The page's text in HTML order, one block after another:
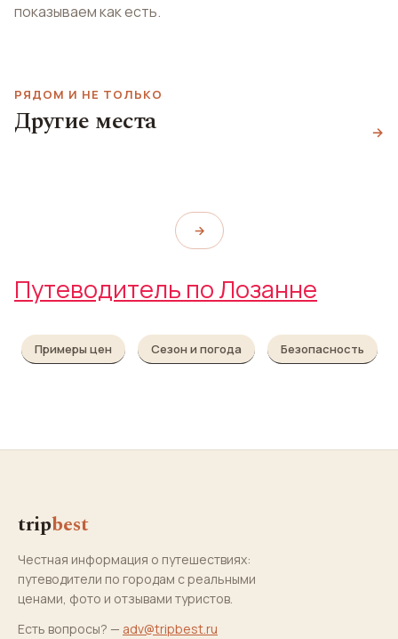
показываем как есть.
РЯДОМ И НЕ ТОЛЬКО
Другие места →
Пляж Préverenges
→
Путеводитель по Лозанне
Примеры цен Сезон и погода Безопасность
tripbest
Честная информация о путешествиях:
путеводители по городам с реальными
ценами, фото и отзывами туристов.
Есть вопросы? — adv@tripbest.ru